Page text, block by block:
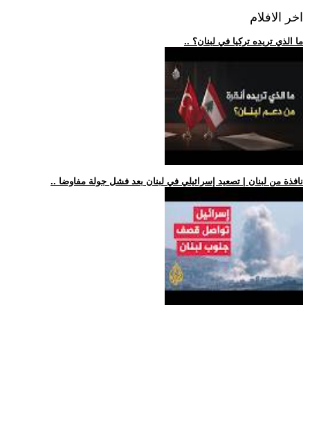
اخر الافلام
.. ما الذي تريده تركيا في لبنان؟
.. نافذة من لبنان | تصعيد إسرائيلي في لبنان بعد فشل جولة مفاوضا